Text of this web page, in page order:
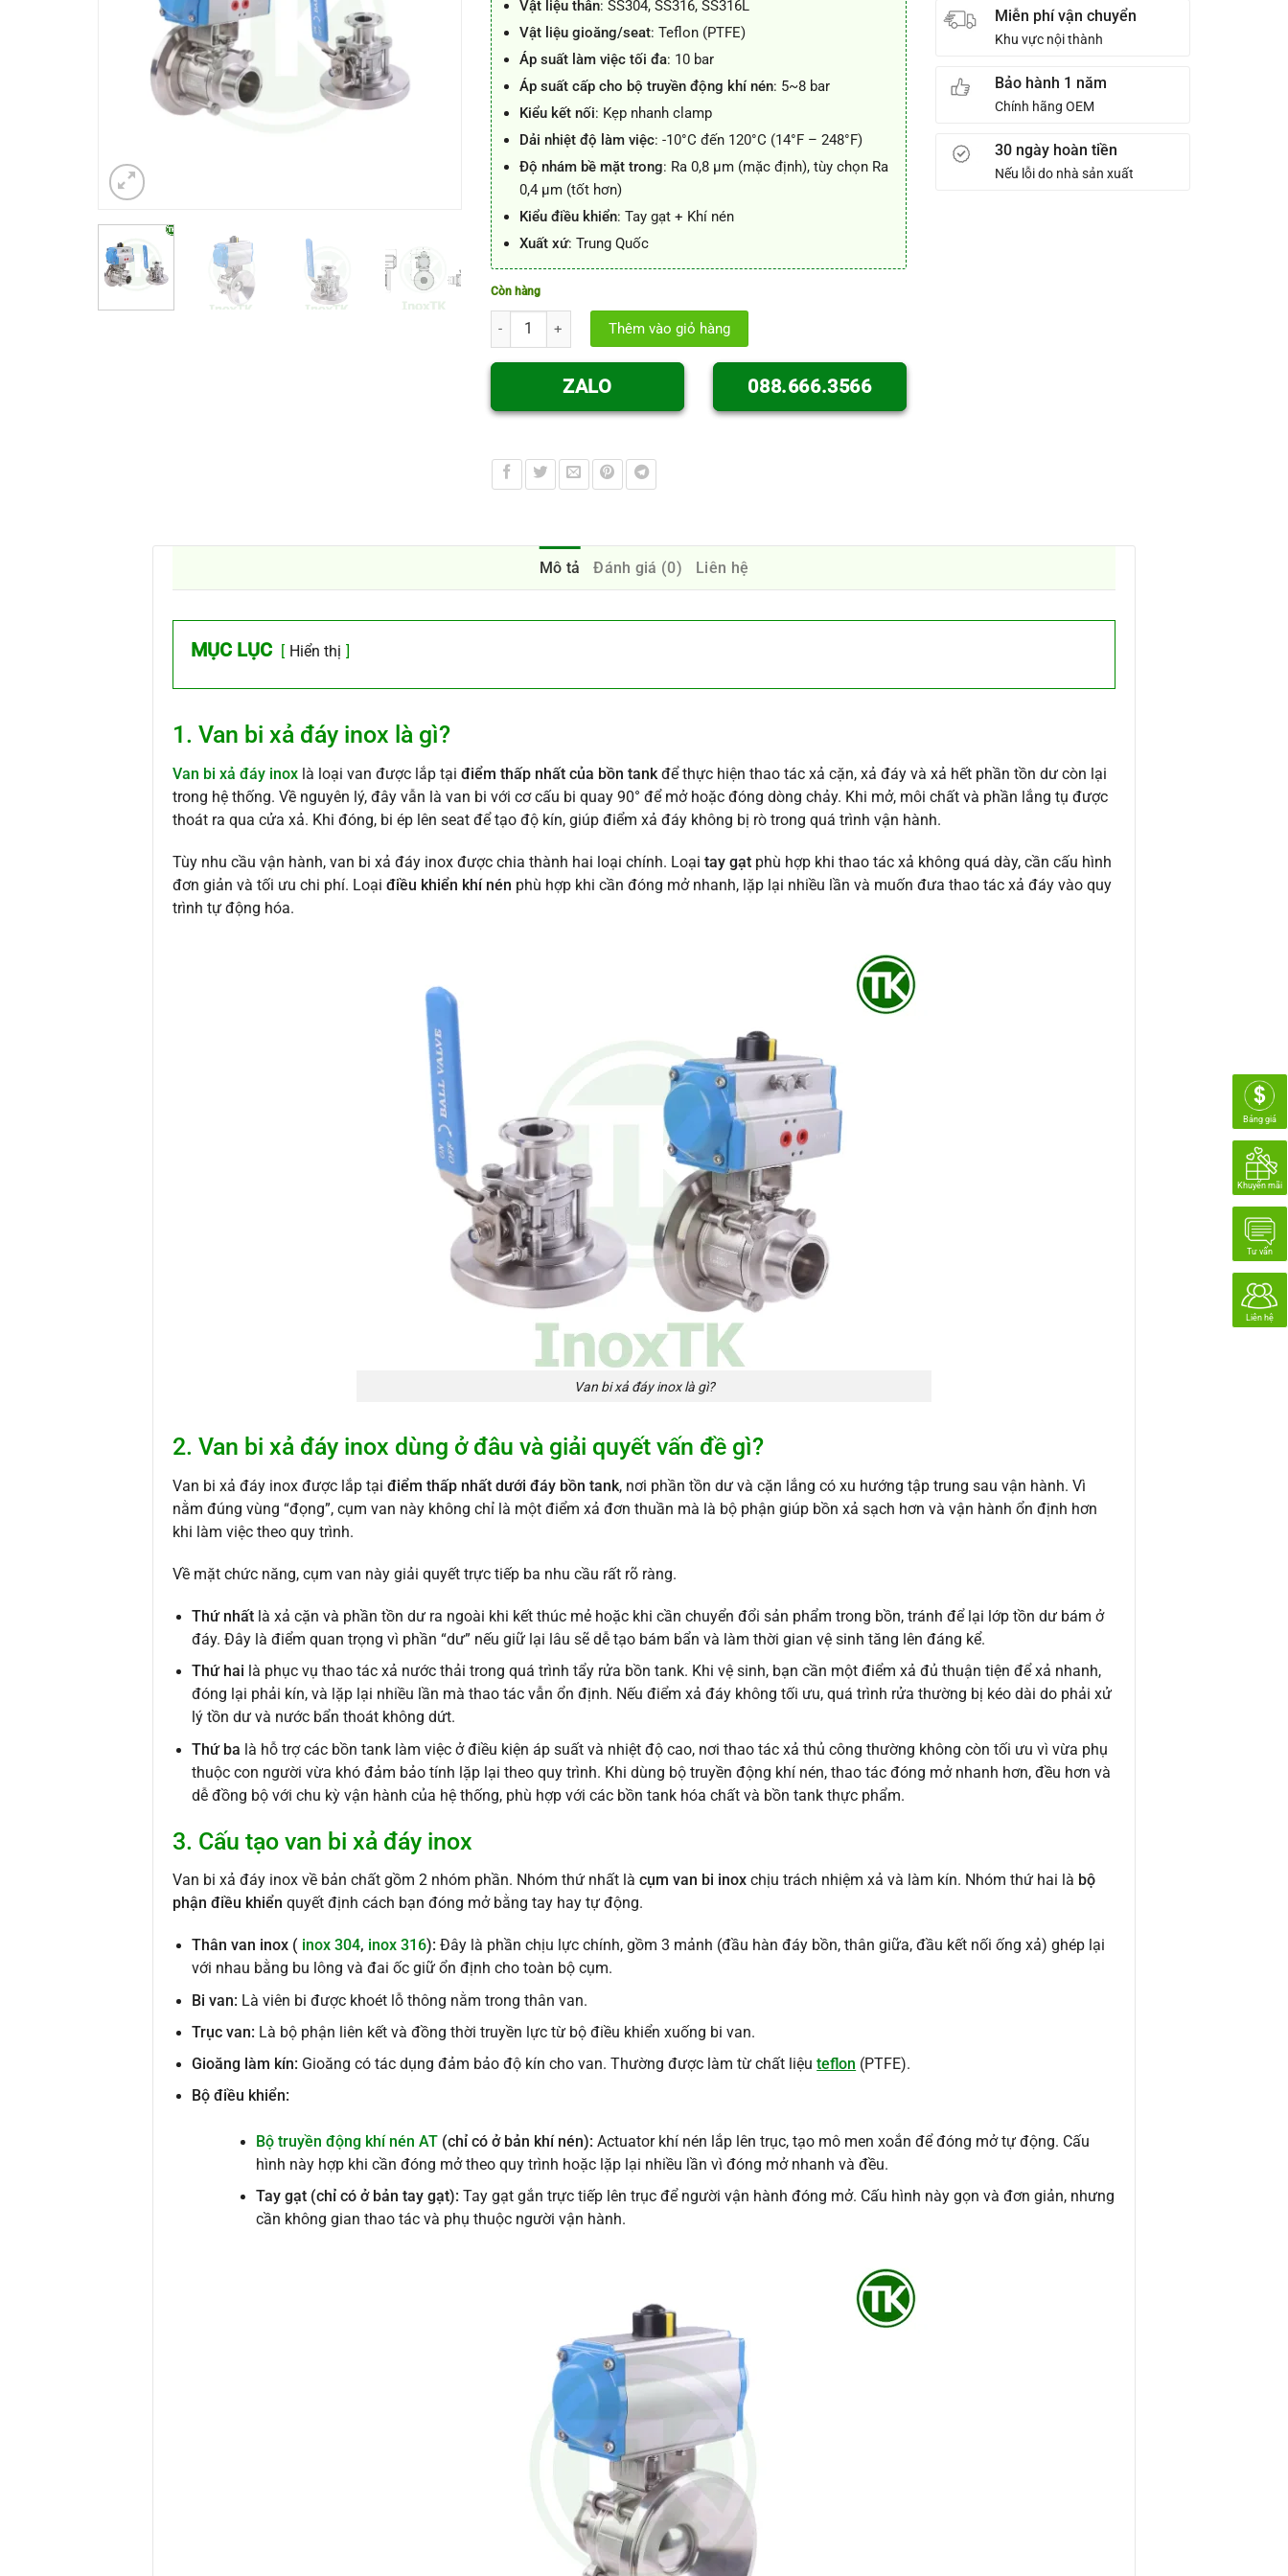
Vật liệu thân: SS304, SS316, SS316L
Vật liệu gioăng/seat: Teflon (PTFE)
Áp suất làm việc tối đa: 10 bar
Áp suất cấp cho bộ truyền động khí nén: 5~8 bar
Kiểu kết nối: Kẹp nhanh clamp
Dải nhiệt độ làm việc: -10°C đến 120°C (14°F – 248°F)
Độ nhám bề mặt trong: Ra 0,8 µm (mặc định), tùy chọn Ra
0,4 µm (tốt hơn)
Kiểu điều khiển: Tay gạt + Khí nén
Xuất xứ: Trung Quốc
Còn hàng
Van bi xả đáy inox số lượngThêm vào giỏ hàng
ZALO 088.666.3566
Miễn phí vận chuyển
Khu vực nội thành
Bảo hành 1 năm
Chính hãng OEM
30 ngày hoàn tiền
Nếu lỗi do nhà sản xuất
Mô tả Đánh giá (0) Liên hệ
MỤC LỤC Hiển thị
1. Van bi xả đáy inox là gì?
Van bi xả đáy inox là loại van được lắp tại điểm thấp nhất của bồn tankđể thực hiện thao tác xả cặn, xả đáy và xả hết phần tồn dư còn lại
trong hệ thống. Về nguyên lý, đây vẫn là van bi với cơ cấu bi quay 90° để mở hoặc đóng dòng chảy. Khi mở, môi chất và phần lắng tụ được
thoát ra qua cửa xả. Khi đóng, bi ép lên seat để tạo độ kín, giúp điểm xả đáy không bị rò trong quá trình vận hành.
Tùy nhu cầu vận hành, van bi xả đáy inox được chia thành hai loại chính. Loại tay gạt phù hợp khi thao tác xả không quá dày, cần cấu hình
đơn giản và tối ưu chi phí. Loại điều khiển khí nén phù hợp khi cần đóng mở nhanh, lặp lại nhiều lần và muốn đưa thao tác xả đáy vào quy
trình tự động hóa.
Van bi xả đáy inox là gì?
2. Van bi xả đáy inox dùng ở đâu và giải quyết vấn đề gì?
Van bi xả đáy inox được lắp tại điểm thấp nhất dưới đáy bồn tank, nơi phần tồn dư và cặn lắng có xu hướng tập trung sau vận hành. Vì
nằm đúng vùng “đọng”, cụm van này không chỉ là một điểm xả đơn thuần mà là bộ phận giúp bồn xả sạch hơn và vận hành ổn định hơn
khi làm việc theo quy trình.
Về mặt chức năng, cụm van này giải quyết trực tiếp ba nhu cầu rất rõ ràng.
Thứ nhất là xả cặn và phần tồn dư ra ngoài khi kết thúc mẻ hoặc khi cần chuyển đổi sản phẩm trong bồn, tránh để lại lớp tồn dư bám ở
đáy. Đây là điểm quan trọng vì phần “dư” nếu giữ lại lâu sẽ dễ tạo bám bẩn và làm thời gian vệ sinh tăng lên đáng kể.
Thứ hai là phục vụ thao tác xả nước thải trong quá trình tẩy rửa bồn tank. Khi vệ sinh, bạn cần một điểm xả đủ thuận tiện để xả nhanh,
đóng lại phải kín, và lặp lại nhiều lần mà thao tác vẫn ổn định. Nếu điểm xả đáy không tối ưu, quá trình rửa thường bị kéo dài do phải xử
lý tồn dư và nước bẩn thoát không dứt.
Thứ ba là hỗ trợ các bồn tank làm việc ở điều kiện áp suất và nhiệt độ cao, nơi thao tác xả thủ công thường không còn tối ưu vì vừa phụ
thuộc con người vừa khó đảm bảo tính lặp lại theo quy trình. Khi dùng bộ truyền động khí nén, thao tác đóng mở nhanh hơn, đều hơn và
dễ đồng bộ với chu kỳ vận hành của hệ thống, phù hợp với các bồn tank hóa chất và bồn tank thực phẩm.
3. Cấu tạo van bi xả đáy inox
Van bi xả đáy inox về bản chất gồm 2 nhóm phần. Nhóm thứ nhất là cụm van bi inox chịu trách nhiệm xả và làm kín. Nhóm thứ hai là bộ
phận điều khiển quyết định cách bạn đóng mở bằng tay hay tự động.
Thân van inox ( inox 304, inox 316): Đây là phần chịu lực chính, gồm 3 mảnh (đầu hàn đáy bồn, thân giữa, đầu kết nối ống xả) ghép lại
với nhau bằng bu lông và đai ốc giữ ổn định cho toàn bộ cụm.
Bi van: Là viên bi được khoét lỗ thông nằm trong thân van.
Trục van: Là bộ phận liên kết và đồng thời truyền lực từ bộ điều khiển xuống bi van.
Gioăng làm kín: Gioăng có tác dụng đảm bảo độ kín cho van. Thường được làm từ chất liệuteflon (PTFE).
Bộ điều khiển:
Bộ truyền động khí nén AT(chỉ có ở bản khí nén): Actuator khí nén lắp lên trục, tạo mô men xoắn để đóng mở tự động. Cấu
hình này hợp khi cần đóng mở theo quy trình hoặc lặp lại nhiều lần vì đóng mở nhanh và đều.
Tay gạt (chỉ có ở bản tay gạt): Tay gạt gắn trực tiếp lên trục để người vận hành đóng mở. Cấu hình này gọn và đơn giản, nhưng
cần không gian thao tác và phụ thuộc người vận hành.
Bảng giá
Khuyến mãi
Tư vấn
Liên hệ